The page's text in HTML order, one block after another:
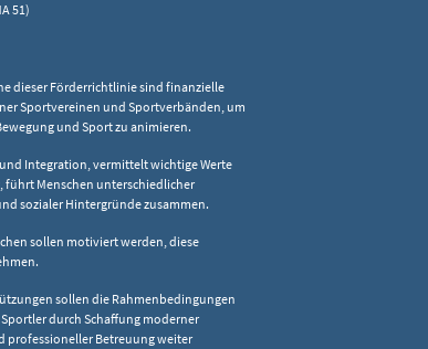
51)
dieser Förderrichtlinie sind finanzielle
Sportvereinen und Sportverbänden, um
und Sport zu animieren.
Integration, vermittelt wichtige Werte
führt Menschen unterschiedlicher
sozialer Hintergründe zusammen.
sollen motiviert werden, diese
sollen die Rahmenbedingungen
durch Schaffung moderner
professioneller Betreuung weiter